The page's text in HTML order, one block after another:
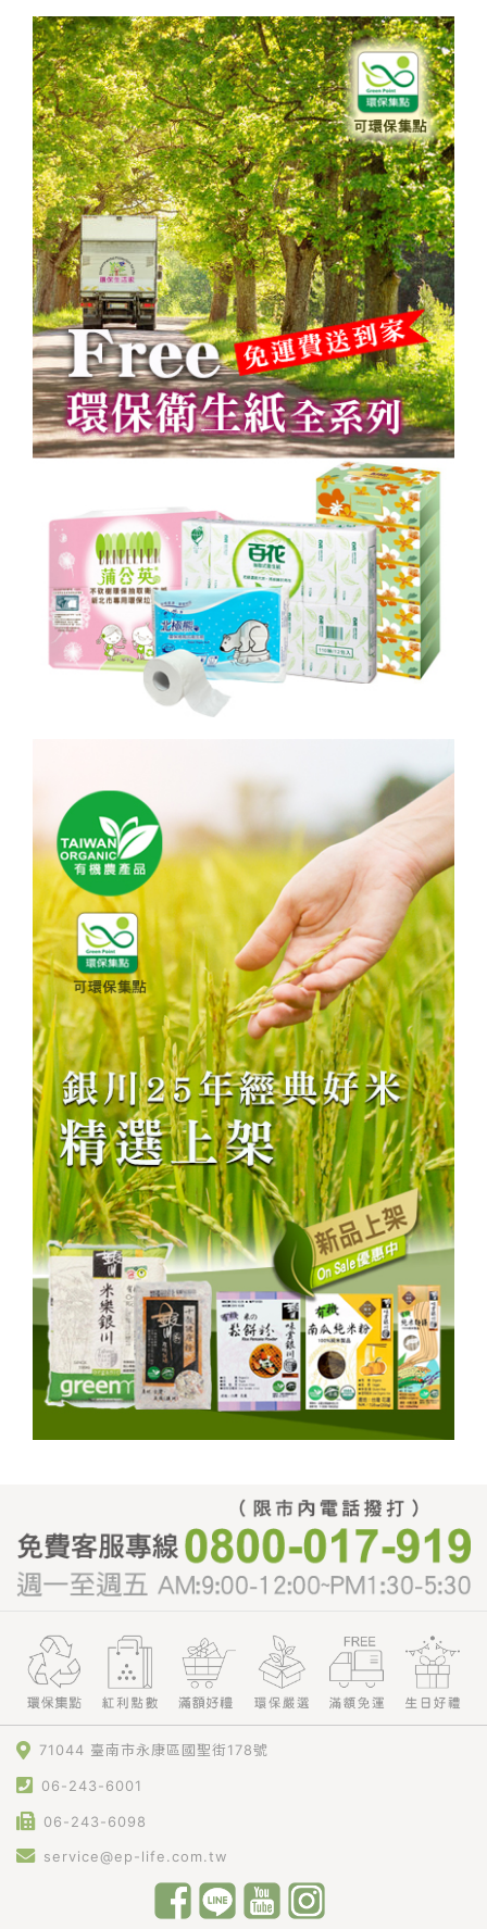
71044 臺南市永康區國聖街178號
06-243-6001
06-243-6098
service@ep-life.com.tw